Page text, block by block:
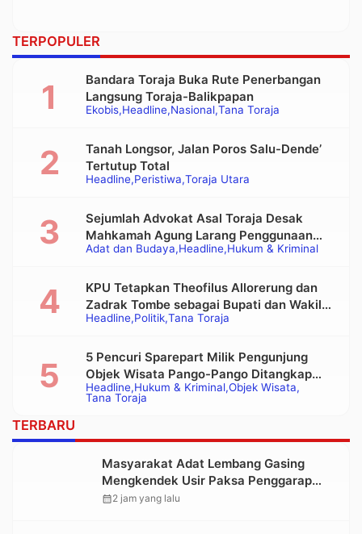
TERPOPULER
Ekobis Headline Nasional Tana Toraja
Bandara Toraja Buka Rute Penerbangan
Langsung Toraja-Balikpapan
Headline Peristiwa Toraja Utara
Tanah Longsor, Jalan Poros Salu-Dende’
Tertutup Total
Adat dan Budaya Headline Hukum & Kriminal
Sejumlah Advokat Asal Toraja Desak
Mahkamah Agung Larang Penggunaan
Alat Berat pada Eksekusi Rumah Adat
Headline Politik Tana Toraja
KPU Tetapkan Theofilus Allorerung dan
Zadrak Tombe sebagai Bupati dan Wakil
Bupati Tana Toraja Terpilih
Headline Hukum & Kriminal Objek Wisata
Tana Toraja
5 Pencuri Sparepart Milik Pengunjung
Objek Wisata Pango-Pango Ditangkap
Polisi
TERBARU
Masyarakat Adat Lembang Gasing
Mengkendek Usir Paksa Penggarap
yang Rusak Kawasan Hutan
calendar_month2 jam yang lalu